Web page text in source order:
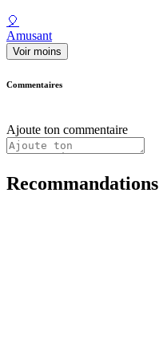
🎈
Amusant
Voir moins
Commentaires
Ajoute ton commentaire
Recommandations